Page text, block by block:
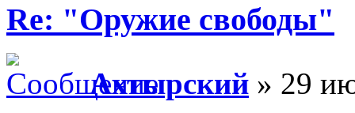
Re: "Оружие свободы"
Ахтырский » 29